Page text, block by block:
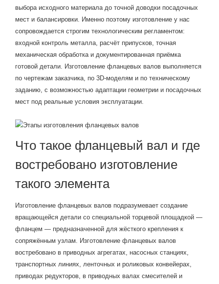
выбора исходного материала до точной доводки посадочных
мест и балансировки. Именно поэтому изготовление у нас
сопровождается строгим технологическим регламентом:
входной контроль металла, расчёт припусков, точная
механическая обработка и документированная приёмка
готовой детали. Изготовление фланцевых валов выполняется
по чертежам заказчика, по 3D-моделям и по техническому
заданию, с возможностью адаптации геометрии и посадочных
мест под реальные условия эксплуатации.
Что такое фланцевый вал и где
востребовано изготовление
такого элемента
Изготовление фланцевых валов подразумевает создание
вращающейся детали со специальной торцевой площадкой —
фланцем — предназначенной для жёсткого крепления к
сопряжённым узлам. Изготовление фланцевых валов
востребовано в приводных агрегатах, насосных станциях,
транспортных линиях, ленточных и роликовых конвейерах,
приводах редукторов, в приводных валах смесителей и